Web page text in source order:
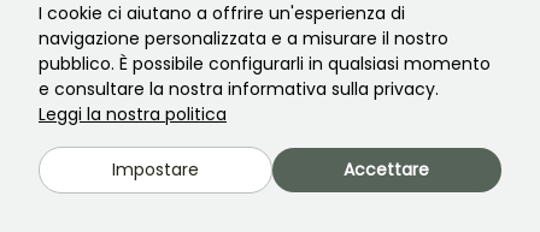
I cookie ci aiutano a offrire un'esperienza di
navigazione personalizzata e a misurare il nostro
pubblico. È possibile configurarli in qualsiasi momento
e consultare la nostra informativa sulla privacy.
Leggi la nostra politica
Impostare Accettare
Promessedefleurs.es
Promessedefleurs.at
Promessedefleurs.pt
Promessedefleurs.nl
Promessedefleurs.be